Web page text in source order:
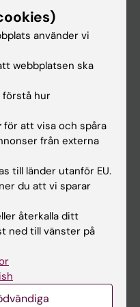
använder vi
webbplatsen ska
hur
för att visa och spåra
från externa
till länder utanför EU.
du att vi sparar
återkalla ditt
ned till vänster på